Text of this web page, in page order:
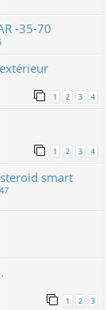
-35-70
1 2 3 4
1 2 3 4
smart
1 2 3